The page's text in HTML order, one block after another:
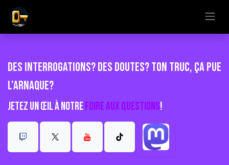
Se rendre au contenu
Des interrogations? Des doutes? Ton truc, ça pue
l'arnaque?
Jetez un œil à notreFoire aux questions!